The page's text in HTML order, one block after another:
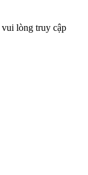
vui lòng truy cập